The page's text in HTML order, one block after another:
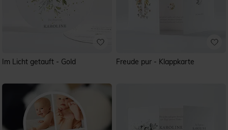
Im Licht getauft - Gold Freude pur - Klappkarte